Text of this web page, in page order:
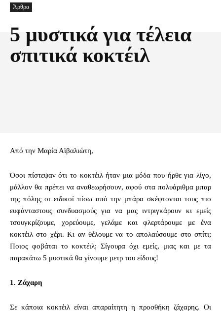
Άρθρα
5 μυστικά για τέλεια
σπιτικά κοκτέιλ
Από την Μαρία Αϊβαλιώτη,
Όσοι πίστεψαν ότι το κοκτέιλ ήταν μια μόδα που ήρθε για λίγο,
μάλλον θα πρέπει να αναθεωρήσουν, αφού στα πολυάριθμα μπαρ
της πόλης οι ειδικοί πίσω από την μπάρα σκέφτονται τους πιο
ευφάνταστους συνδυασμούς για να μας ιντριγκάρουν κι εμείς
τσουγκρίζουμε, χορεύουμε, γελάμε και φλερτάρουμε με ένα
κοκτέιλ στο χέρι. Κι αν θέλουμε να το απολαύσουμε στο σπίτι;
Ποιος φοβάται το κοκτέιλ; Σίγουρα όχι εμείς, μιας και με τα
παρακάτω 5 μυστικά θα γίνουμε μετρ του είδους!
1. Ζάχαρη
Σε κάποια κοκτέιλ είναι απαραίτητη η προσθήκη ζάχαρης. Οι